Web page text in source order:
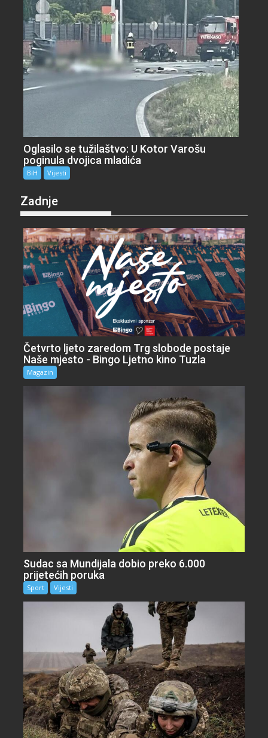
Oglasilo se tužilaštvo: U Kotor Varošu
poginula dvojica mladića
BiH Vijesti
Zadnje
Četvrto ljeto zaredom Trg slobode postaje
Naše mjesto - Bingo Ljetno kino Tuzla
Magazin
Sudac sa Mundijala dobio preko 6.000
prijetećih poruka
Sport Vijesti